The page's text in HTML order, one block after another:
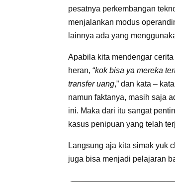
pesatnya perkembangan
menjalankan modus
lainnya ada yang
Apabila kita mendengar
heran, “kok bisa ya mereka
transfer uang,” dan kata –
namun faktanya, masih saja
ini. Maka dari itu sangat
kasus penipuan yang telah
Langsung aja kita simak yuk
juga bisa menjadi pelajaran